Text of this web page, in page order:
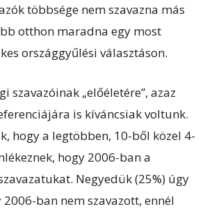
többsége nem szavazna más
otthon maradna egy most
országgyűlési választáson.
szavazóinak „előéletére”, azaz
is kíváncsiak voltunk.
hogy a legtöbben, 10-ből közel 4-
hogy 2006-ban a
Negyedük (25%) úgy
ban nem szavazott, ennél